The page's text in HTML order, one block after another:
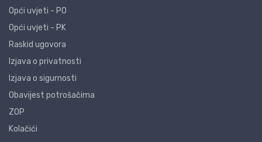
Opći uvjeti - PO
Opći uvjeti - PK
Raskid ugovora
Izjava o privatnosti
Izjava o sigurnosti
Obavijest potrošačima
ZOP
Kolačići